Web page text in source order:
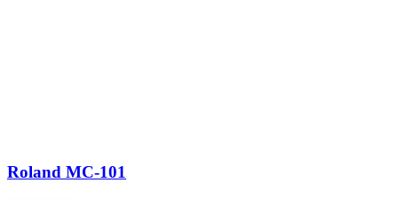
Roland MC-101